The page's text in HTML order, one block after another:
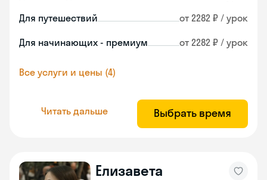
Для путешествий от 2282 ₽ / урок
Для начинающих - премиум от 2282 ₽ / урок
Все услуги и цены (4)
Читать дальше Выбрать время
Елизавета